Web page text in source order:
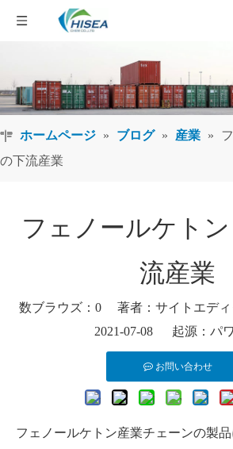
ホームページ » ブログ » 産業 »
の下流産業
フェノールケト
流産業
数ブラウズ： 0 著者：サイトエデ
2021-07-08 起源： パ
お問い合わせ
フェノールケトン産業チェーンの製